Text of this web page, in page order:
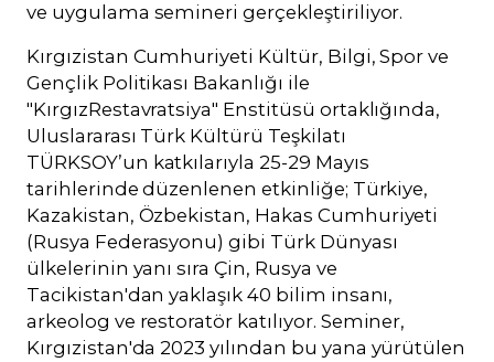
ve uygulama semineri gerçekleştiriliyor.
Kırgızistan Cumhuriyeti Kültür, Bilgi, Spor ve
Gençlik Politikası Bakanlığı ile
"KırgızRestavratsiya" Enstitüsü ortaklığında,
Uluslararası Türk Kültürü Teşkilatı
TÜRKSOY’un katkılarıyla 25-29 Mayıs
tarihlerinde düzenlenen etkinliğe; Türkiye,
Kazakistan, Özbekistan, Hakas Cumhuriyeti
(Rusya Federasyonu) gibi Türk Dünyası
ülkelerinin yanı sıra Çin, Rusya ve
Tacikistan'dan yaklaşık 40 bilim insanı,
arkeolog ve restoratör katılıyor. Seminer,
Kırgızistan'da 2023 yılından bu yana yürütülen